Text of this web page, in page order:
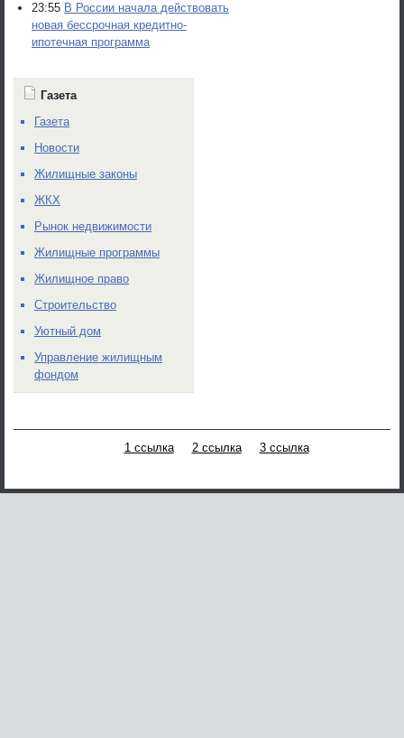
23:55 В России начала действовать
новая бессрочная кредитно-
ипотечная программа
Газета
Газета
Новости
Жилищные законы
ЖКХ
Рынок недвижимости
Жилищные программы
Жилищное право
Строительство
Уютный дом
Управление жилищным
фондом
1 ссылка 2 ссылка 3 ссылка